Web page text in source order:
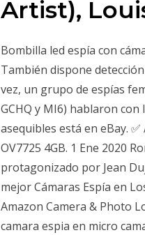
Artist),
Bombilla led espía con
También dispone
vez, un grupo de espías
GCHQ y MI6) hablaron
asequibles está en eBay. ✅
OV7725 4GB. 1 Ene 2020
protagonizado por Jean
mejor Cámaras Espía en
Amazon Camera & Photo
camara espia en micro